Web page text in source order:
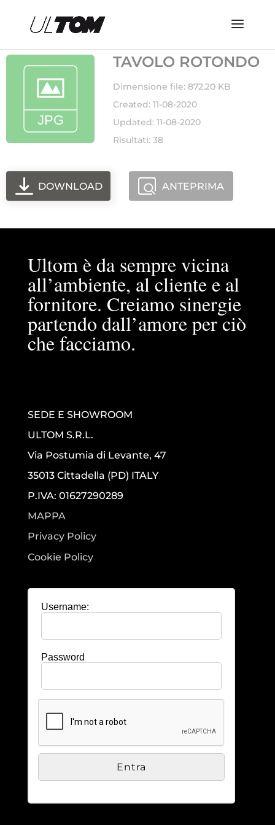
TAVOLO ROTONDO
Dimensione file: 872.20 KB
Created: 11-08-2020
Updated: 11-08-2020
Risultati: 38
DOWNLOAD ANTEPRIMA
Ultom è da sempre vicina
all’ambiente, al cliente e al
fornitore. Creiamo sinergie
partendo dall’amore per ciò
che facciamo.
SEDE E SHOWROOM
ULTOM S.R.L.
Via Postumia di Levante, 47
35013 Cittadella (PD) ITALY
P.IVA: 01627290289
MAPPA
Privacy Policy
Cookie Policy
Username:
Password